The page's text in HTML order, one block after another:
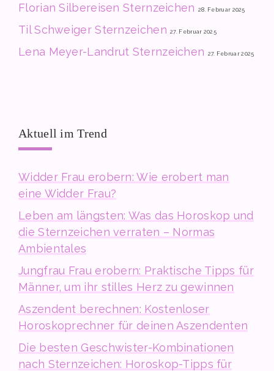
Florian Silbereisen Sternzeichen 28. Februar 2025
Til Schweiger Sternzeichen 27. Februar 2025
Lena Meyer-Landrut Sternzeichen 27. Februar 2025
Aktuell im Trend
Widder Frau erobern: Wie erobert man
eine Widder Frau?
Leben am längsten: Was das Horoskop und
die Sternzeichen verraten – Normas
Ambientales
Jungfrau Frau erobern: Praktische Tipps für
Männer, um ihr stilles Herz zu gewinnen
Aszendent berechnen: Kostenloser
Horoskoprechner für deinen Aszendenten
Die besten Geschwister-Kombinationen
nach Sternzeichen: Horoskop-Tipps für